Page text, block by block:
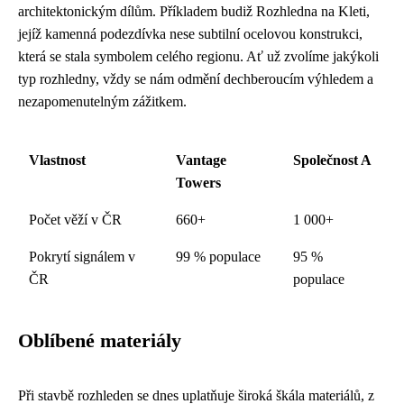
architektonickým dílům. Příkladem budiž Rozhledna na Kleti,
jejíž kamenná podezdívka nese subtilní ocelovou konstrukci,
která se stala symbolem celého regionu. Ať už zvolíme jakýkoli
typ rozhledny, vždy se nám odmění dechberoucím výhledem a
nezapomenutelným zážitkem.
Vlastnost
Vantage
Towers
Společnost A
Počet věží v ČR 660+ 1 000+
Pokrytí signálem v
ČR
99 % populace
95 %
populace
Oblíbené materiály
Při stavbě rozhleden se dnes uplatňuje široká škála materiálů, z